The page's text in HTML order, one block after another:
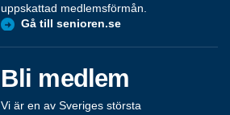
uppskattad medlemsförmån.
Gå till senioren.se
Bli medlem
Vi är en av Sveriges största